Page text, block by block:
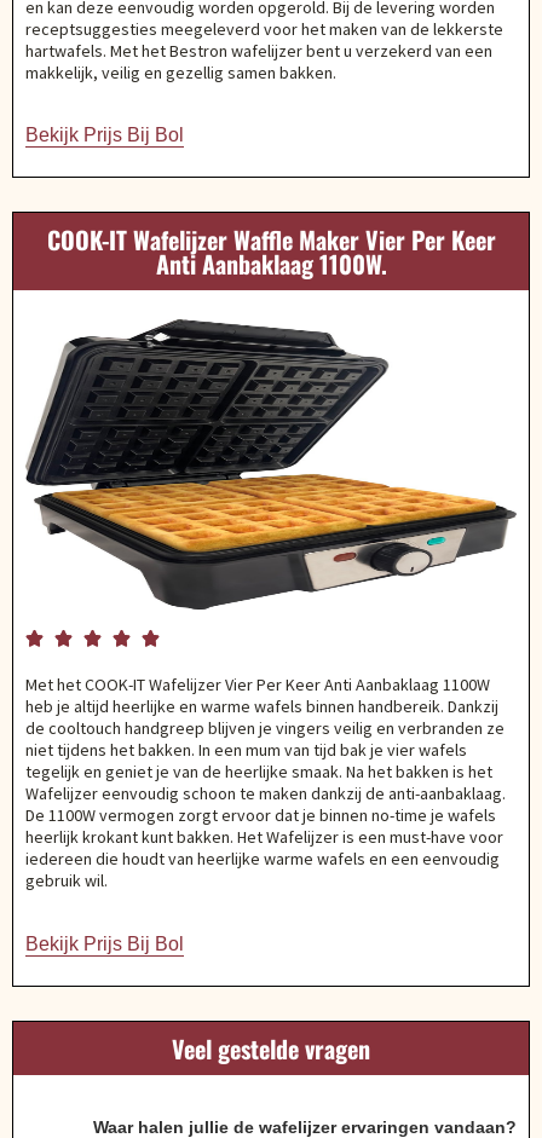
en kan deze eenvoudig worden opgerold. Bij de levering worden
receptsuggesties meegeleverd voor het maken van de lekkerste
hartwafels. Met het Bestron wafelijzer bent u verzekerd van een
makkelijk, veilig en gezellig samen bakken.
Bekijk Prijs Bij Bol
COOK-IT Wafelijzer Waffle Maker Vier Per Keer
Anti Aanbaklaag 1100W.
    
Met het COOK-IT Wafelijzer Vier Per Keer Anti Aanbaklaag 1100W
heb je altijd heerlijke en warme wafels binnen handbereik. Dankzij
de cooltouch handgreep blijven je vingers veilig en verbranden ze
niet tijdens het bakken. In een mum van tijd bak je vier wafels
tegelijk en geniet je van de heerlijke smaak. Na het bakken is het
Wafelijzer eenvoudig schoon te maken dankzij de anti-aanbaklaag.
De 1100W vermogen zorgt ervoor dat je binnen no-time je wafels
heerlijk krokant kunt bakken. Het Wafelijzer is een must-have voor
iedereen die houdt van heerlijke warme wafels en een eenvoudig
gebruik wil.
Bekijk Prijs Bij Bol
Veel gestelde vragen
Waar halen jullie de wafelijzer ervaringen vandaan?